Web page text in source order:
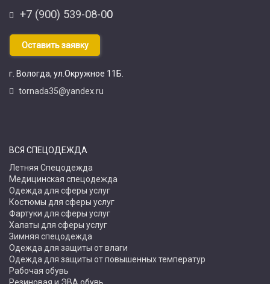
+7 (900) 539-08-00
Оставить заявку
г. Вологда, ул. Окружное 11Б.
tornada35@yandex.ru
ВСЯ СПЕЦОДЕЖДА
Летняя Спецодежда
Медицинская спецодежда
Одежда для сферы услуг
Костюмы для сферы услуг
Фартуки для сферы услуг
Халаты для сферы услуг
Зимняя спецодежда
Одежда для защиты от влаги
Одежда для защиты от повышенных температур
Рабочая обувь